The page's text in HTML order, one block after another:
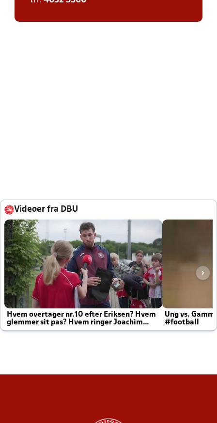
Videoer fra DBU
Hvem overtager nr.10 efter Eriksen? Hvem
glemmer sit pas? Hvem ringer Joachim
altid til efter kampe?
Ung vs.
#football